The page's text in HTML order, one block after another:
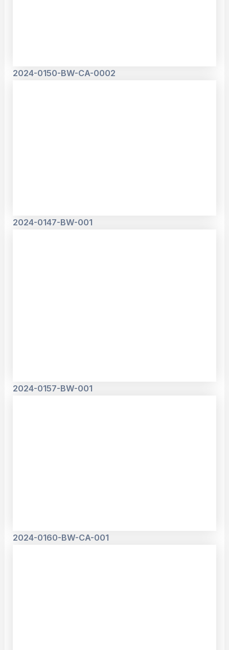
2024-0150-BW-CA-0002
2024-0147-BW-001
2024-0157-BW-001
2024-0160-BW-CA-001